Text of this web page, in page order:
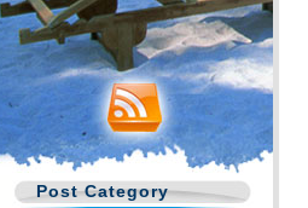
Post Category